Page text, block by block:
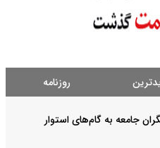
روزنامه
جامعه به گام‌های استوار